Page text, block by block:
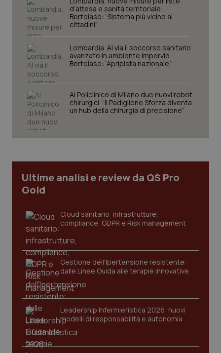
d’attesa e sanità territoriale.
Bertolaso: “Sistema più vicino ai
cittadini”
Lombardia. Al via il soccorso sanitario
avanzato in ambiente impervio.
Bertolaso: “Apripista nazionale”
Al Policlinico di Milano due nuovi robot
chirurgici. “Il Padiglione Sforza diventa
un hub della chirurgia di precisione”
Ultime analisi e review da QS Pro
Gold
Cloud sanitario: infrastrutture,
compliance, GDPR e Risk management
Gestione dell'Ipertensione resistente:
dalle Linee Guida alle terapie innovative
Leadership Infermieristica 2026: nuovi
modelli di responsabilità e autonomia
Statistici
Preferenze
I cookie necessari contribuiscono a rendere fruibile il
sito web abilitandone funzionalità di base quali la
navigazione sulle pagine e l'accesso alle aree
protette del sito. Il sito web non è in grado di
ps_abtest_uid
www.quotidianosanitaclub.it 1 anno
www.quotidianosanitaclub.it
CookieScriptConsent
Google Privacy Policy